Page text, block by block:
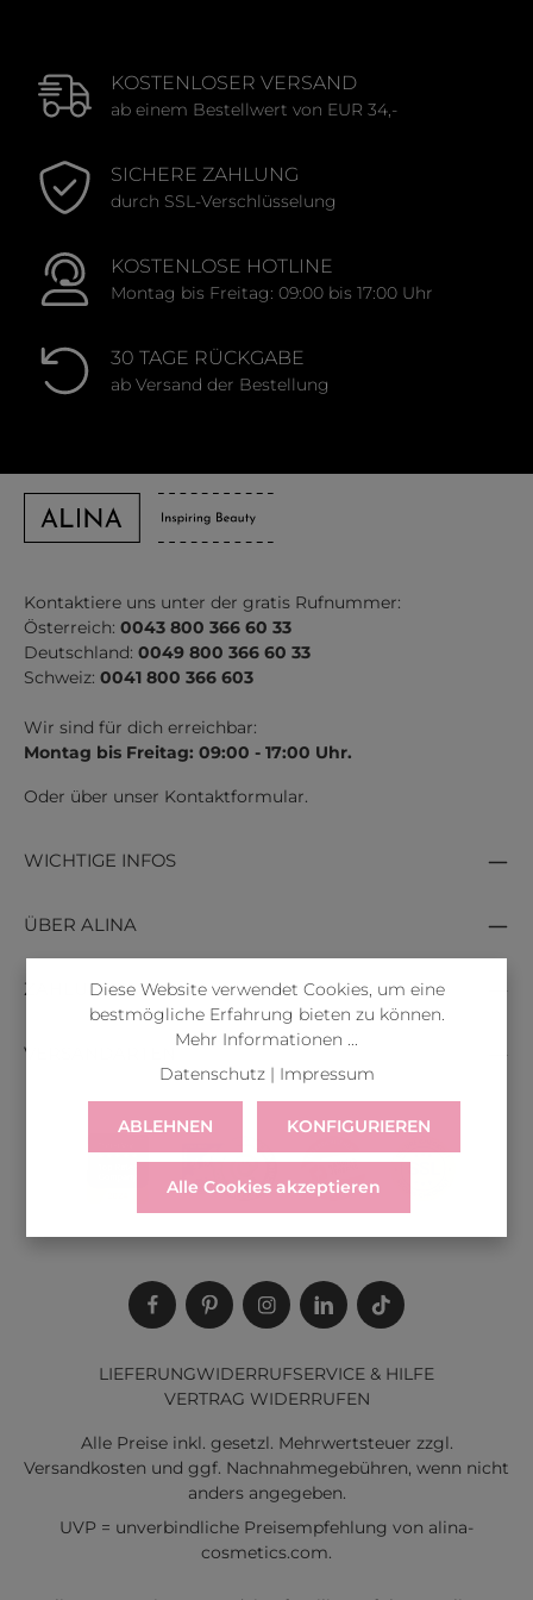
KOSTENLOSER VERSAND
ab einem Bestellwert von EUR 34,-
SICHERE ZAHLUNG
durch SSL-Verschlüsselung
KOSTENLOSE HOTLINE
Montag bis Freitag: 09:00 bis 17:00 Uhr
30 TAGE RÜCKGABE
ab Versand der Bestellung
Kontaktiere uns unter der gratis Rufnummer:
Österreich: 0043 800 366 60 33
Deutschland: 0049 800 366 60 33
Schweiz: 0041 800 366 603
Wir sind für dich erreichbar:
Montag bis Freitag: 09:00 - 17:00 Uhr.
Oder über unser Kontaktformular.
WICHTIGE INFOS
ÜBER ALINA
ZAHLUNGSARTEN
VERSANDARTEN
LIEFERUNGWIDERRUFSERVICE & HILFE
VERTRAG WIDERRUFEN
Alle Preise inkl. gesetzl. Mehrwertsteuer zzgl.
Versandkosten und ggf. Nachnahmegebühren, wenn nicht
anders angegeben.
UVP = unverbindliche Preisempfehlung von alina-
cosmetics.com.
Diese Website verwendet Cookies, um eine
bestmögliche Erfahrung bieten zu können.
Mehr Informationen ...
Datenschutz| Impressum
ABLEHNEN KONFIGURIEREN
Alle Cookies akzeptieren